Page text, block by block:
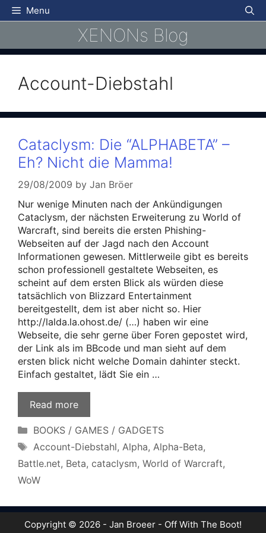
Skip
to
Menu
XENONs Blog
Account-Diebstahl
Cataclysm: Die “ALPHABETA” –
Eh? Nicht die Mamma!
29/08/2009 by Jan Bröer
Nur wenige Minuten nach der Ankündigungen
Cataclysm, der nächsten Erweiterung zu World of
Warcraft, sind bereits die ersten Phishing-
Webseiten auf der Jagd nach den Account
Informationen gewesen. Mittlerweile gibt es bereits
schon professionell gestaltete Webseiten, es
scheint auf dem ersten Blick als würden diese
tatsächlich von Blizzard Entertainment
bereitgestellt, dem ist aber nicht so. Hier
http://lalda.la.ohost.de/ (…) haben wir eine
Webseite, die sehr gerne über Foren gepostet wird,
der Link als im BBcode und man sieht auf dem
ersten blick nicht welche Domain dahinter steckt.
Einfach gestaltet, lädt Sie ein …
Read more
Categories
BOOKS / GAMES / GADGETS
Tags
Account-Diebstahl, Alpha, Alpha-Beta,
Battle.net, Beta, cataclysm, World of Warcraft,
WoW
Copyright © 2026 - Jan Broeer - Off With The Boot!